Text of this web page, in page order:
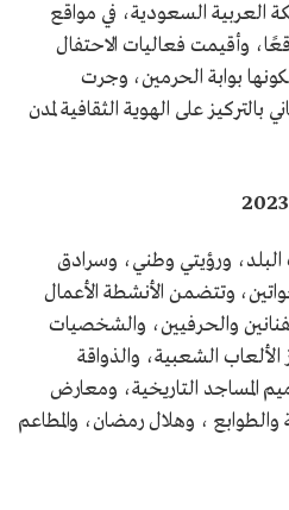
العربية السعودية، في مواقع
تصل إلى أكثر من 38 موقعًا، وأقيمت فعاليات الاحتفال
بوابة الحرمين، وجرت
على الهوية الثقافية لمدن
ورؤيتي وطني، وسرادق
وتتضمن الأنشطة الأعمال
والحرفيين، والشخصيات
الألعاب الشعبية، والذواقة
المساجد التاريخية، ومعارض
، وهلال رمضان، والمطاعم